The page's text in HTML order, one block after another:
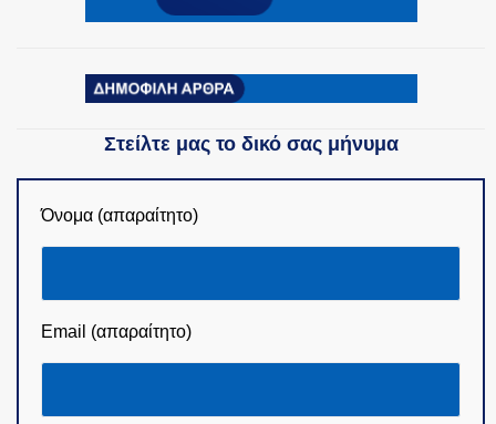
Στείλτε μας το δικό σας μήνυμα
Όνομα (απαραίτητο)
Email (απαραίτητο)